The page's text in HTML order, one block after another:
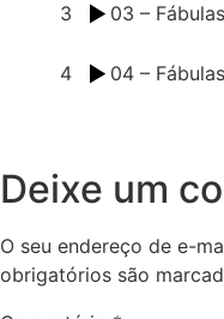
3
4
Deixe um
O seu endereço de e-
obrigatórios são